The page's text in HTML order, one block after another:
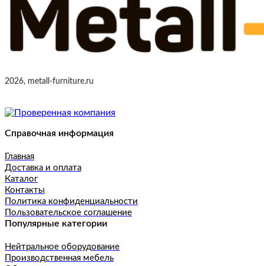
2026, metall-furniture.ru
Справочная информация
Главная
Доставка и оплата
Каталог
Контакты
Политика конфиденциальности
Пользовательское соглашение
Популярные категории
Нейтральное оборудование
Производственная мебель